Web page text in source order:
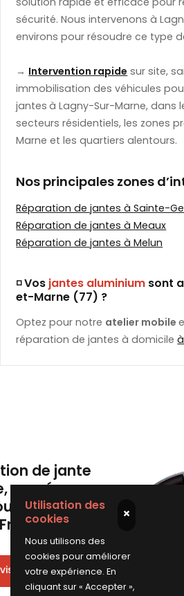
sécurité. Nous intervenons à
environs pour résoudre ce type
→Intervention rapidesur site,
immobilisation des véhicules
jantesà Lagny-Sur-Marne, dans
secteurs résidentiels, les zones
Marne et les quartiers alentours.
Nos principales zones
Réparation de jantes à Sainte-
Réparation de jantes à Meaux
Réparation de jantes à Melun
◽ Vosjantes aluminiumsont
et-Marne (77) ?
Optez pour notre atelier mobile
réparation de jantes à domicile
de jante
cassée,
griffée en
en 2 minutes
Utilisation des
cookies ×
Nous utilisons des
cookies pour améliorer
votre expérience. En
cliquant sur « Accepter »,